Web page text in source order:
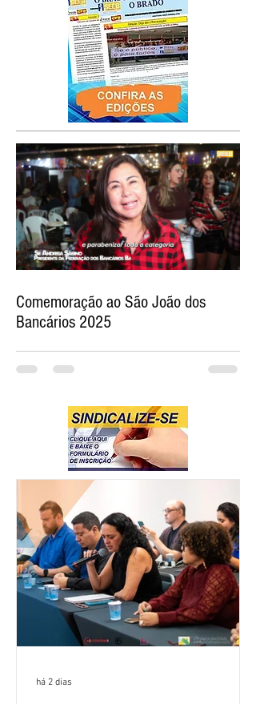
Comemoração ao São João dos
Bancários 2025
há 2 dias